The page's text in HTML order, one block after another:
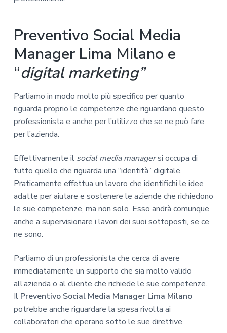
Preventivo Social Media
Manager Lima Milano e
“digital marketing”
Parliamo in modo molto più specifico per quanto
riguarda proprio le competenze che riguardano questo
professionista e anche per l’utilizzo che se ne può fare
per l’azienda.
Effettivamente il social media managersi occupa di
tutto quello che riguarda una “identità” digitale.
Praticamente effettua un lavoro che identifichi le idee
adatte per aiutare e sostenere le aziende che richiedono
le sue competenze, ma non solo. Esso andrà comunque
anche a supervisionare i lavori dei suoi sottoposti, se ce
ne sono.
Parliamo di un professionista che cerca di avere
immediatamente un supporto che sia molto valido
all’azienda o al cliente che richiede le sue competenze.
Il Preventivo Social Media Manager Lima Milano
potrebbe anche riguardare la spesa rivolta ai
collaboratori che operano sotto le sue direttive.